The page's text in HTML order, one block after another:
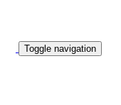
Toggle navigation